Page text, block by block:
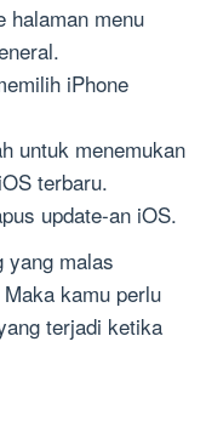
halaman menu
iPhone
untuk menemukan
terbaru.
update-an iOS.
yang malas
kamu perlu
terjadi ketika